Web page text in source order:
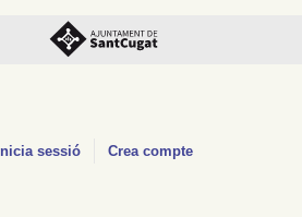
Inicia sessió Crea compte